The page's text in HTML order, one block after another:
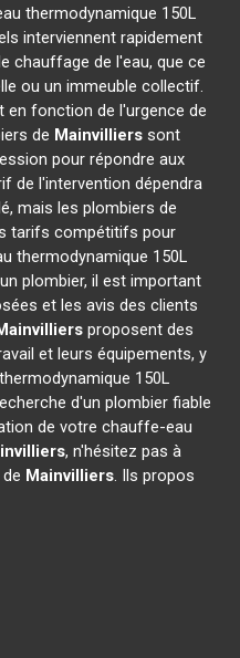
thermodynamique 150L
interviennent rapidement
chauffage de l'eau, que ce
ou un immeuble collectif.
en fonction de l'urgence de
de Mainvilliers sont
pour répondre aux
de l'intervention dépendra
mais les plombiers de
tarifs compétitifs pour
thermodynamique 150L
plombier, il est important
et les avis des clients
proposent des
et leurs équipements, y
150L
d'un plombier fiable
de votre chauffe-eau
, n'hésitez pas à
Mainvilliers. Ils propos